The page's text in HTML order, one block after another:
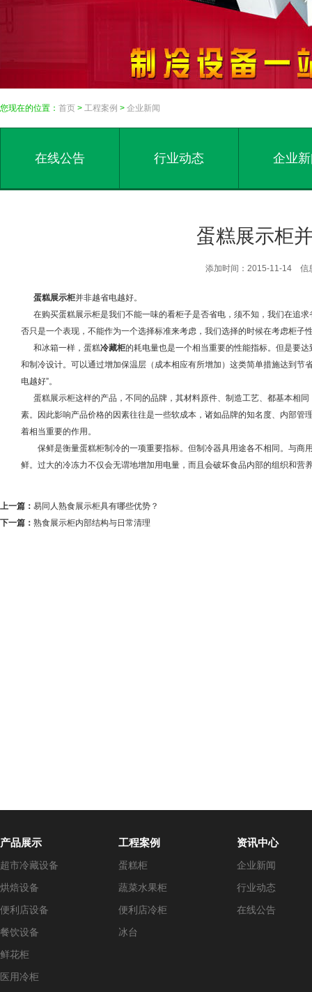
您现在的位置： 首页 > 工程案例 > 企业新闻
在线公告 行业动态 企业
蛋糕展示柜
添加时间：2015-11-14 信
蛋糕展示柜并非越省电越好。
在购买蛋糕展示柜是我们不能一味的看柜子是否省电，须不知，我们在追
否只是一个表现，不能作为一个选择标准来考虑，我们选择的时候在考虑
和冰箱一样，蛋糕冷藏柜的耗电量也是一个相当重要的性能指标。但是要
和制冷设计。可以通过增加保温层（成本相应有所增加）这类简单措施达到
电越好”。
蛋糕展示柜这样的产品，不同的品牌，其材料原件、制造工艺、都基本相
素。因此影响产品价格的因素往往是一些软成本，诸如品牌的知名度、内部
着相当重要的作用。
保鲜是衡量蛋糕柜制冷的一项重要指标。但制冷器具用途各不相同。与商
鲜。过大的冷冻力不仅会无谓地增加用电量，而且会破坏食品内部的组织和
上一篇： 易同人熟食展示柜具有哪些优势？
下一篇： 熟食展示柜内部结构与日常清理
产品展示
超市冷藏设备
烘焙设备
便利店设备
餐饮设备
鲜花柜
医用冷柜
工程案例
蛋糕柜
蔬菜水果柜
便利店冷柜
冰台
资讯中心
企业新闻
行业动态
在线公告